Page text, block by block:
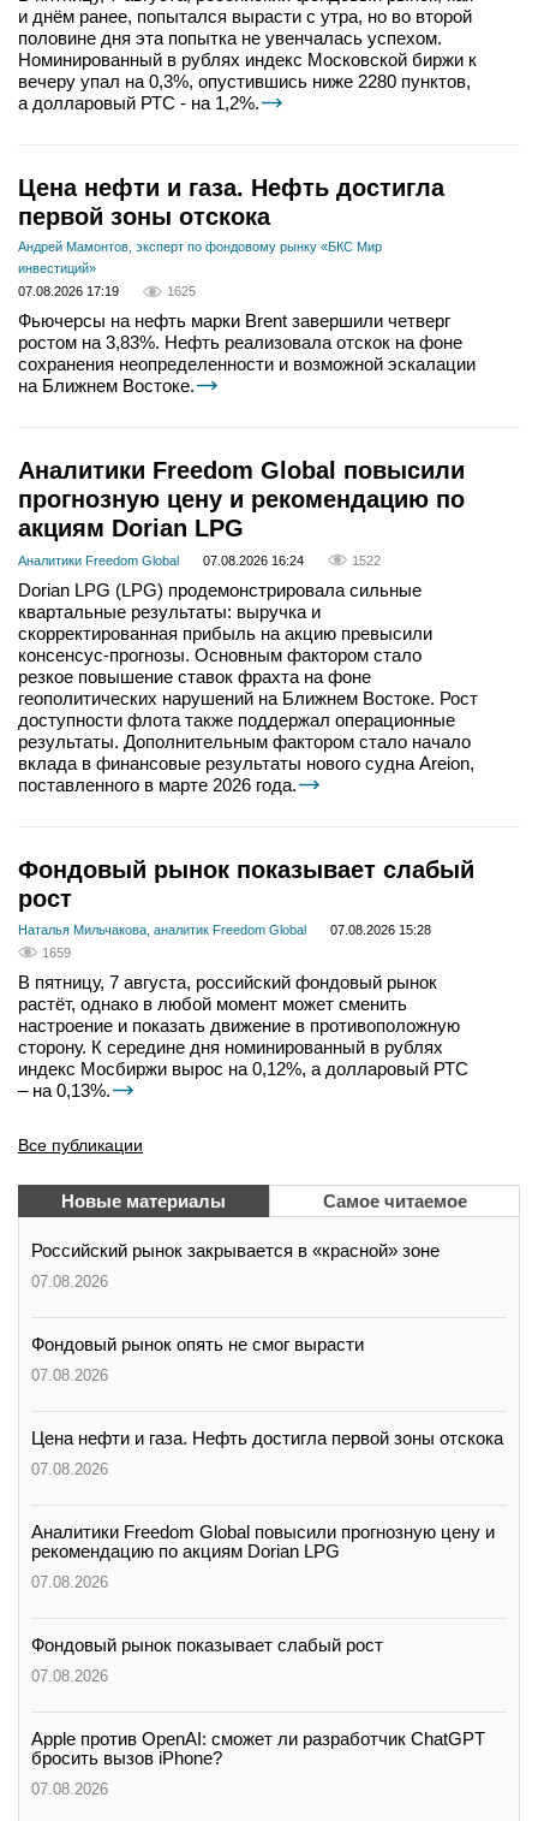
и днём ранее, попытался вырасти с утра, но во второй
половине дня эта попытка не увенчалась успехом.
Номинированный в рублях индекс Московской биржи к
вечеру упал на 0,3%, опустившись ниже 2280 пунктов,
а долларовый РТС - на 1,2%.
Цена нефти и газа. Нефть достигла
первой зоны отскока
Андрей Мамонтов, эксперт по фондовому рынку «БКС Мир
инвестиций»
07.08.2026 17:19
1625
Фьючерсы на нефть марки Brent завершили четверг
ростом на 3,83%. Нефть реализовала отскок на фоне
сохранения неопределенности и возможной эскалации
на Ближнем Востоке.
Аналитики Freedom Global повысили
прогнозную цену и рекомендацию по
акциям Dorian LPG
Аналитики Freedom Global 07.08.2026 16:24 1522
Dorian LPG (LPG) продемонстрировала сильные
квартальные результаты: выручка и
скорректированная прибыль на акцию превысили
консенсус-прогнозы. Основным фактором стало
резкое повышение ставок фрахта на фоне
геополитических нарушений на Ближнем Востоке. Рост
доступности флота также поддержал операционные
результаты. Дополнительным фактором стало начало
вклада в финансовые результаты нового судна Areion,
поставленного в марте 2026 года.
Фондовый рынок показывает слабый
рост
Наталья Мильчакова, аналитик Freedom Global
07.08.2026 15:28
1659
В пятницу, 7 августа, российский фондовый рынок
растёт, однако в любой момент может сменить
настроение и показать движение в противоположную
сторону. К середине дня номинированный в рублях
индекс Мосбиржи вырос на 0,12%, а долларовый РТС
– на 0,13%.
Все публикации
Новые материалы Самое читаемое
Российский рынок закрывается в «красной» зоне
07.08.2026
Фондовый рынок опять не смог вырасти
07.08.2026
Цена нефти и газа. Нефть достигла первой зоны отскока
07.08.2026
Аналитики Freedom Global повысили прогнозную цену и
рекомендацию по акциям Dorian LPG
07.08.2026
Фондовый рынок показывает слабый рост
07.08.2026
Apple против OpenAI: сможет ли разработчик ChatGPT
бросить вызов iPhone?
07.08.2026